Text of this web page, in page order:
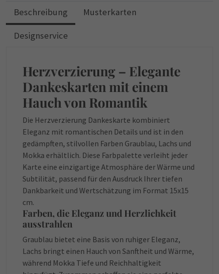
Beschreibung Musterkarten
Designservice
Herzverzierung – Elegante
Dankeskarten mit einem
Hauch von Romantik
Die Herzverzierung Dankeskarte kombiniert
Eleganz mit romantischen Details und ist in den
gedämpften, stilvollen Farben Graublau, Lachs und
Mokka erhältlich. Diese Farbpalette verleiht jeder
Karte eine einzigartige Atmosphäre der Wärme und
Subtilität, passend für den Ausdruck Ihrer tiefen
Dankbarkeit und Wertschätzung im Format 15x15
cm.
Farben, die Eleganz und Herzlichkeit
ausstrahlen
Graublau bietet eine Basis von ruhiger Eleganz,
Lachs bringt einen Hauch von Sanftheit und Wärme,
während Mokka Tiefe und Reichhaltigkeit